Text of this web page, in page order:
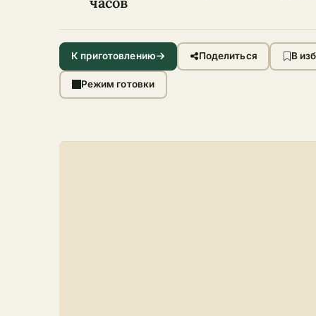
К приготовлению Поделиться В
Режим готовки